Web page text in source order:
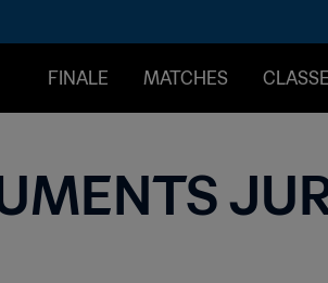
FINALE MATCHES